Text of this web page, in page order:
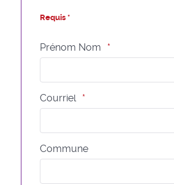
Requis *
Prénom Nom
Courriel
Commune